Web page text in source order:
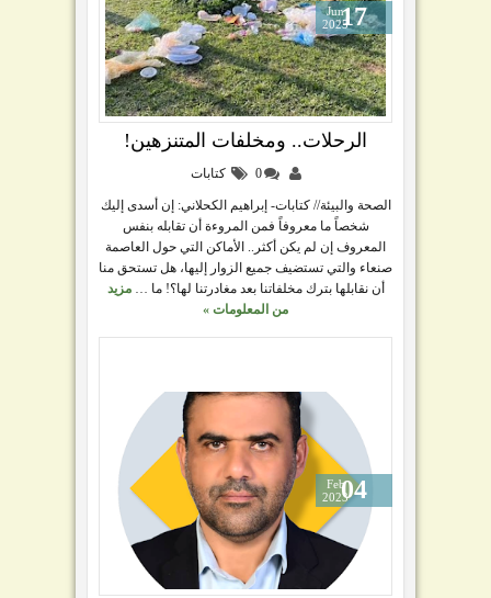
الرحلات.. ومخلفات المتنزهين!
0 كتابات
الصحة والبيئة// كتابات- إبراهيم الكحلاني: إن أسدى إليك
شخصاً ما معروفاً فمن المروءة أن تقابله بنفس
المعروف إن لم يكن أكثر.. الأماكن التي حول العاصمة
صنعاء والتي تستضيف جميع الزوار إليها، هل تستحق منا
أن نقابلها بترك مخلفاتنا بعد مغادرتنا لها؟! ما …
مزيد
من المعلومات »
17
Jun
2025
04
Feb
2023